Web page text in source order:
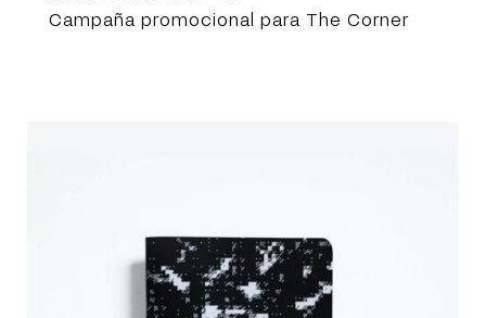
Campaña promocional para The Corner